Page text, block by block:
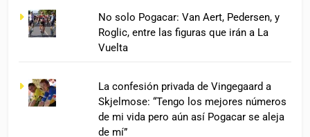
No solo Pogacar: Van Aert, Pedersen, y
Roglic, entre las figuras que irán a La
Vuelta
La confesión privada de Vingegaard a
Skjelmose: “Tengo los mejores números
de mi vida pero aún así Pogacar se aleja
de mí”